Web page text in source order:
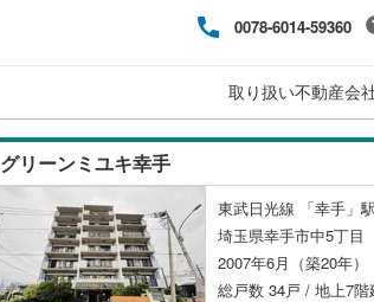
ビングの「見
る住宅ローン
チャル背景で
間～9:30～
気軽にお問合
0078-6014-59360
取り扱い不動産会
グリーンミユキ幸手
東武日光線 「幸手」
埼玉県幸手市中5丁目
2007年6月（築20年）
総戸数 34戸 / 地上7階
浴室
浴室乾燥機あり （
バルコニー、庭
ルーフバルコニ
収納
ウォークインクロ